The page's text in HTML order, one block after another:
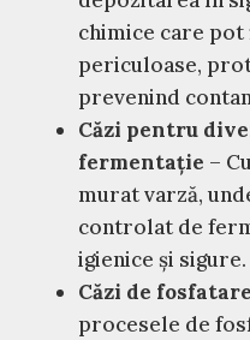
chimice care
periculoase,
prevenind
Căzi pentru
fermentație –
murat varză,
controlat de
igienice și sigure.
Căzi de fosfatare
procesele de